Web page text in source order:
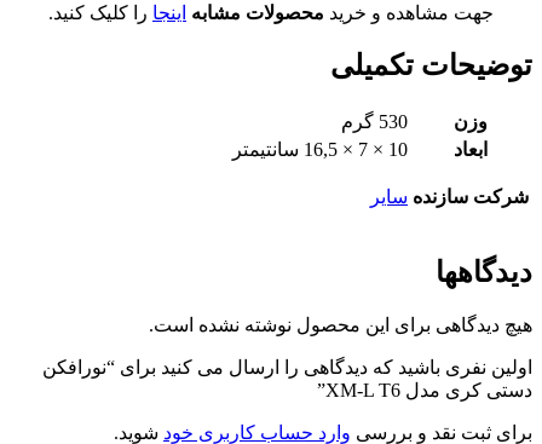
جهت مشاهده و خرید محصولات مشابه اینجا را کلیک کنید.
توضیحات تکمیلی
وزن
530 گرم
ابعاد
10 × 7 × 16,5 سانتیمتر
شرکت سازنده سایر
دیدگاهها
هیچ دیدگاهی برای این محصول نوشته نشده است.
اولین نفری باشید که دیدگاهی را ارسال می کنید برای “نورافکن
دستی کری مدل XM-L T6”
برای ثبت نقد و بررسی وارد حساب کاربری خود شوید.